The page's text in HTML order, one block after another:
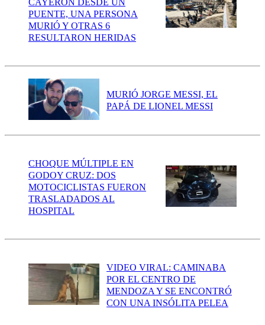
PUENTE, UNA PERSONA
MURIÓ Y OTRAS 6
RESULTARON HERIDAS
MURIÓ JORGE MESSI, EL
PAPÁ DE LIONEL MESSI
CHOQUE MÚLTIPLE EN
GODOY CRUZ: DOS
MOTOCICLISTAS FUERON
TRASLADADOS AL
HOSPITAL
VIDEO VIRAL: CAMINABA
POR EL CENTRO DE
MENDOZA Y SE ENCONTRÓ
CON UNA INSÓLITA PELEA